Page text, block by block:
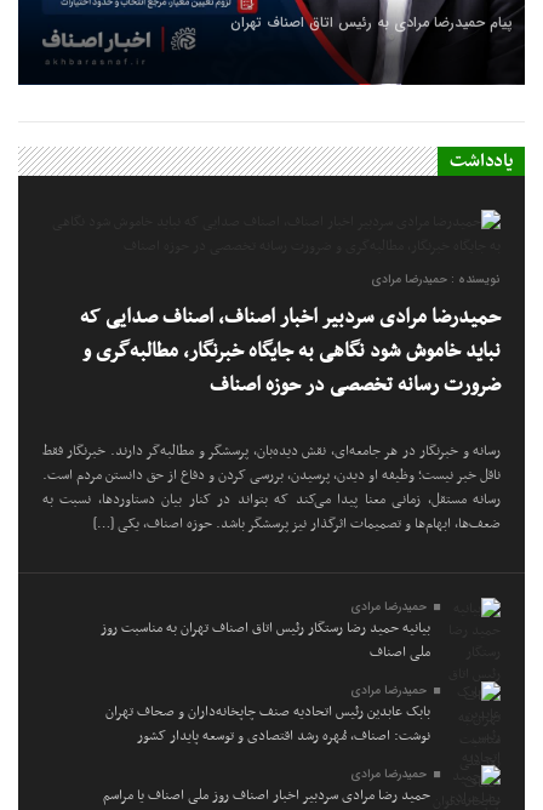
پیام حمیدرضا مرادی به رئیس اتاق اصناف تهران
یادداشت
نویسنده : حمیدرضا مرادی
حمیدرضا مرادی سردبیر اخبار اصناف، اصناف صدایی که
نباید خاموش شود نگاهی به جایگاه خبرنگار، مطالبه‌گری و
ضرورت رسانه تخصصی در حوزه اصناف
رسانه و خبرنگار در هر جامعه‌ای، نقش دیده‌بان، پرسشگر و مطالبه‌گر دارند. خبرنگار فقط
ناقل خبر نیست؛ وظیفه او دیدن، پرسیدن، بررسی کردن و دفاع از حق دانستن مردم است.
رسانه مستقل، زمانی معنا پیدا می‌کند که بتواند در کنار بیان دستاوردها، نسبت به
ضعف‌ها، ابهام‌ها و تصمیمات اثرگذار نیز پرسشگر باشد. حوزه اصناف، یکی […]
حمیدرضا مرادی
بیانیه حمید رضا رستگار رئیس اتاق اصناف تهران به مناسبت روز
ملی اصناف
حمیدرضا مرادی
بابک عابدین رئیس اتحادیه صنف چاپخانه‌داران و صحاف تهران
نوشت: اصناف، مُهره رشد اقتصادی و توسعه پایدار کشور
حمیدرضا مرادی
حمید رضا مرادی سردبیر اخبار اصناف روز ملی اصناف یا مراسم